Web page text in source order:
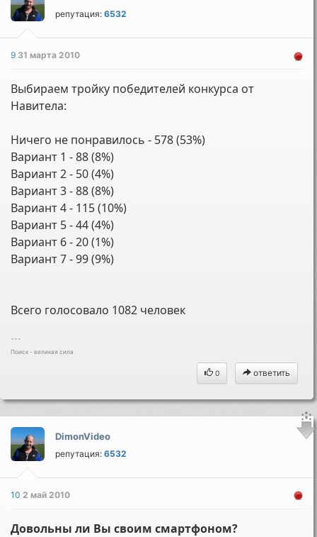
репутация:6532
9 31 марта 2010
Выбираем тройку победителей конкурса от
Навитела:
Ничего не понравилось - 578 (53%)
Вариант 1 - 88 (8%)
Вариант 2 - 50 (4%)
Вариант 3 - 88 (8%)
Вариант 4 - 115 (10%)
Вариант 5 - 44 (4%)
Вариант 6 - 20 (1%)
Вариант 7 - 99 (9%)
Всего голосовало 1082 человек
---
Поиск - великая сила
0 ответить
DimonVideo
репутация:6532
102 май 2010
Довольны ли Вы своим смартфоном?